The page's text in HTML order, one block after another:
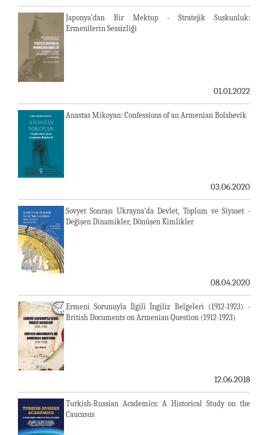
Japonya'dan Bir Mektup - Stratejik Suskunluk:
Ermenilerin Sessizliği
01.01.2022
Anastas Mikoyan: Confessions of an Armenian Bolshevik
03.06.2020
Sovyet Sonrası Ukrayna’da Devlet, Toplum ve Siyaset -
Değişen Dinamikler, Dönüşen Kimlikler
08.04.2020
Ermeni Sorunuyla İlgili İngiliz Belgeleri (1912-1923) -
British Documents on Armenian Question (1912-1923)
12.06.2018
Turkish-Russian Academics: A Historical Study on the
Caucasus